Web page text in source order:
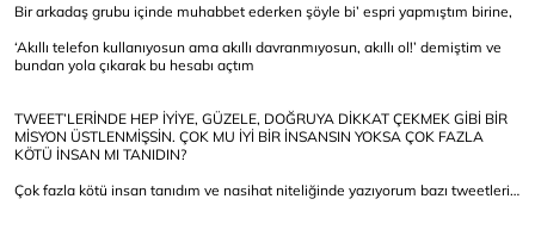
Bir arkadaş grubu içinde muhabbet ederken şöyle bi’ espri yapmıştım birine,
‘Akıllı telefon kullanıyosun ama akıllı davranmıyosun, akıllı ol!’ demiştim ve
bundan yola çıkarak bu hesabı açtım
TWEET’LERİNDE HEP İYİYE, GÜZELE, DOĞRUYA DİKKAT ÇEKMEK GİBİ BİR
MİSYON ÜSTLENMİŞSİN. ÇOK MU İYİ BİR İNSANSIN YOKSA ÇOK FAZLA
KÖTÜ İNSAN MI TANIDIN?
Çok fazla kötü insan tanıdım ve nasihat niteliğinde yazıyorum bazı tweetleri…